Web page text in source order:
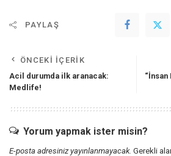
PAYLAŞ
ÖNCEKI İÇERIK
Acil durumda ilk aranacak:
Medlife!
“İnsan
Yorum yapmak ister misin?
E-posta adresiniz yayınlanmayacak. Gerekli